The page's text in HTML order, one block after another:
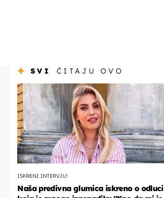
SVI ČITAJU OVO
ISKRENI INTERVJU!
Naša predivna glumica iskreno o odluci